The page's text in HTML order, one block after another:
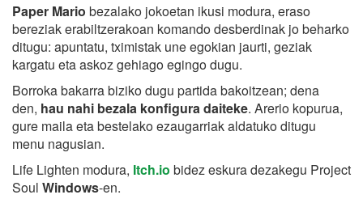
Paper Mario bezalako jokoetan ikusi modura, eraso
bereziak erabiltzerakoan komando desberdinak jo beharko
ditugu: apuntatu, tximistak une egokian jaurti, geziak
kargatu eta askoz gehiago egingo dugu.
Borroka bakarra biziko dugu partida bakoitzean; dena
den, hau nahi bezala konfigura daiteke. Arerio kopurua,
gure maila eta bestelako ezaugarriak aldatuko ditugu
menu nagusian.
Life Lighten modura, Itch.io bidez eskura dezakegu Project
Soul Windows-en.